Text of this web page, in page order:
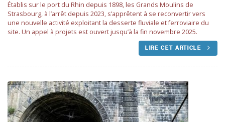
Établis sur le port du Rhin depuis 1898, les Grands Moulins de
Strasbourg, à l’arrêt depuis 2023, s’apprêtent à se reconvertir vers
une nouvelle activité exploitant la desserte fluviale et ferroviaire du
site. Un appel à projets est ouvert jusqu’à la fin novembre 2025.
LIRE CET ARTICLE